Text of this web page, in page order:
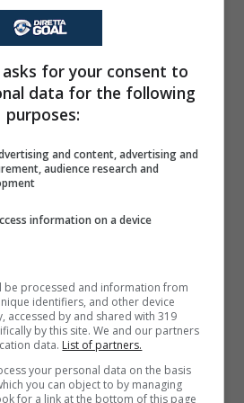
la società di
come potrà muoversi senza
o se dovrà rispettare un
a zero, ‘Il Messaggero’
ricorrerà
con obbligo di riscatto,
il
tra spese e ricavi entro il
presumibile che si cominci
già concordate tra il
, diDele-Bashiru,
for your consent to
data for the following
purposes:
and content, advertising and
audience research and
information on a device
be processed and information from
identifiers, and other device
accessed by and shared with 319
by this site. We and our partners
data. List of partners.
your personal data on the basis
you can object to by managing
for a link at the bottom of this page